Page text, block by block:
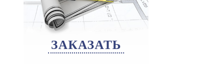
ЗАКАЗАТЬ